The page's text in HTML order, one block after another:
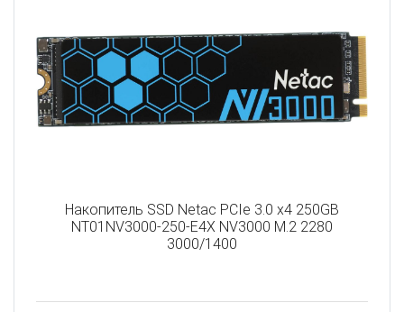
Накопитель SSD Netac PCIe 3.0 x4 250GB
NT01NV3000-250-E4X NV3000 M.2 2280
3000/1400